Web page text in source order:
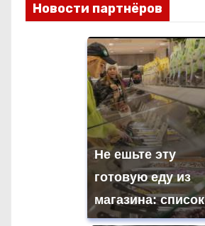
Новости партнёров
Не ешьте эту
готовую еду из
магазина: список